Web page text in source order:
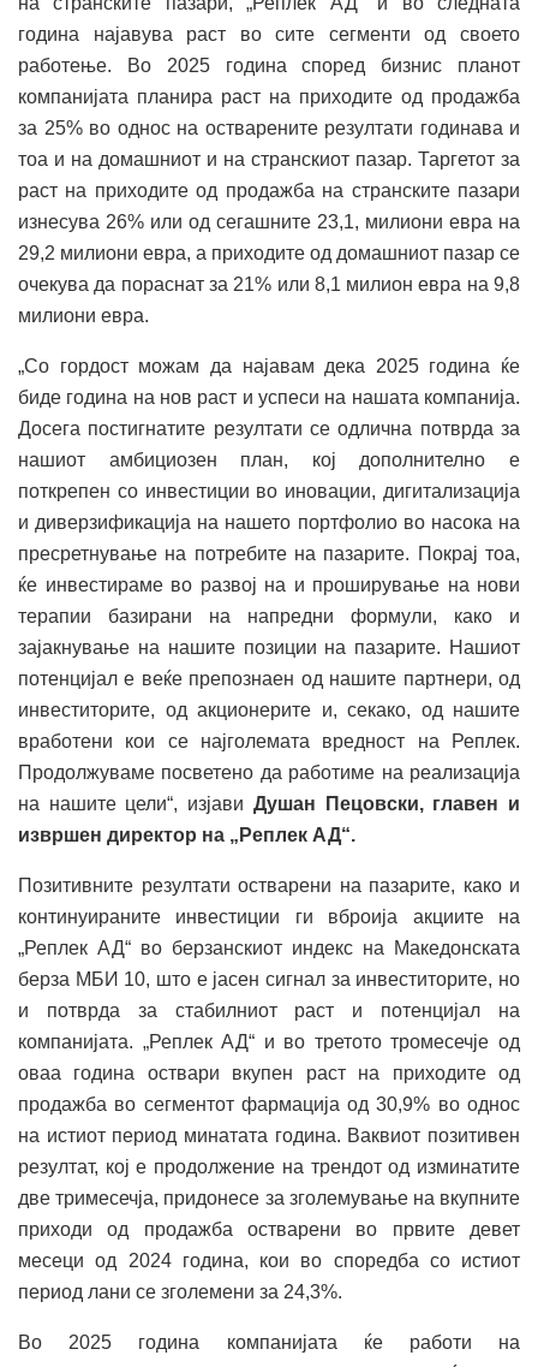
година најавува раст во сите сегменти од своето
работење. Во 2025 година според бизнис планот
компанијата планира раст на приходите од продажба
за 25% во однос на остварените резултати годинава и
тоа и на домашниот и на странскиот пазар. Таргетот за
раст на приходите од продажба на странските пазари
изнесува 26% или од сегашните 23,1, милиони евра на
29,2 милиони евра, а приходите од домашниот пазар се
очекува да пораснат за 21% или 8,1 милион евра на 9,8
милиони евра.
„Со гордост можам да најавам дека 2025 година ќе
биде година на нов раст и успеси на нашата компанија.
Досега постигнатите резултати се одлична потврда за
нашиот амбициозен план, кој дополнително е
поткрепен со инвестиции во иновации, дигитализација
и диверзификација на нашето портфолио во насока на
пресретнување на потребите на пазарите. Покрај тоа,
ќе инвестираме во развој на и проширување на нови
терапии базирани на напредни формули, како и
зајакнување на нашите позиции на пазарите. Нашиот
потенцијал е веќе препознаен од нашите партнери, од
инвеститорите, од акционерите и, секако, од нашите
вработени кои се најголемата вредност на Реплек.
Продолжуваме посветено да работиме на реализација
на нашите цели“, изјави Душан Пецовски, главен и
извршен директор на „Реплек АД“.
Позитивните резултати остварени на пазарите, како и
континуираните инвестиции ги вброија акциите на
„Реплек АД“ во берзанскиот индекс на Македонската
берза МБИ 10, што е јасен сигнал за инвеститорите, но
и потврда за стабилниот раст и потенцијал на
компанијата. „Реплек АД“ и во третото тромесечје од
оваа година оствари вкупен раст на приходите од
продажба во сегментот фармација од 30,9% во однос
на истиот период минатата година. Ваквиот позитивен
резултат, кој е продолжение на трендот од изминатите
две тримесечја, придонесе за зголемување на вкупните
приходи од продажба остварени во првите девет
месеци од 2024 година, кои во споредба со истиот
период лани се зголемени за 24,3%.
Во 2025 година компанијата ќе работи на